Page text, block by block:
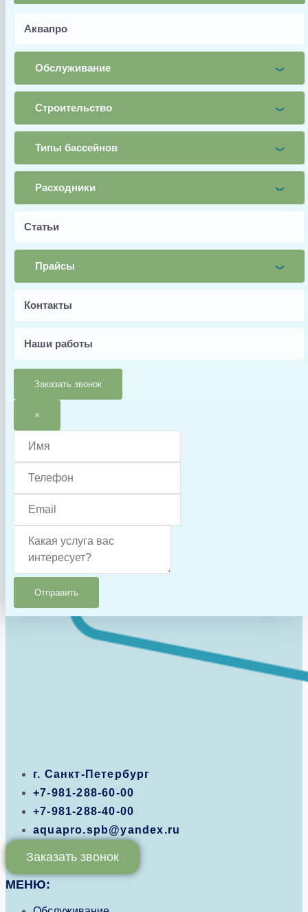
Аквапро
Обслуживание
Строительство
Типы бассейнов
Расходники
Статьи
Прайсы
Контакты
Наши работы
Заказать звонок
×
Отправить
Почта
Телефон
Заявка
Заводской артикул
RSX750EPAKDI
Производитель
Страна производства
Испания
Гарантия
Муфта
г. Санкт-Петербург
+7-981-288-60-00
+7-981-288-40-00
aquapro.spb@yandex.ru
Заказать звонок
МЕНЮ: